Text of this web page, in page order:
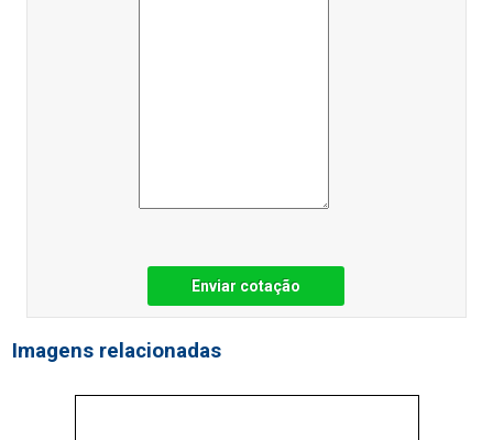
Enviar cotação
Imagens relacionadas